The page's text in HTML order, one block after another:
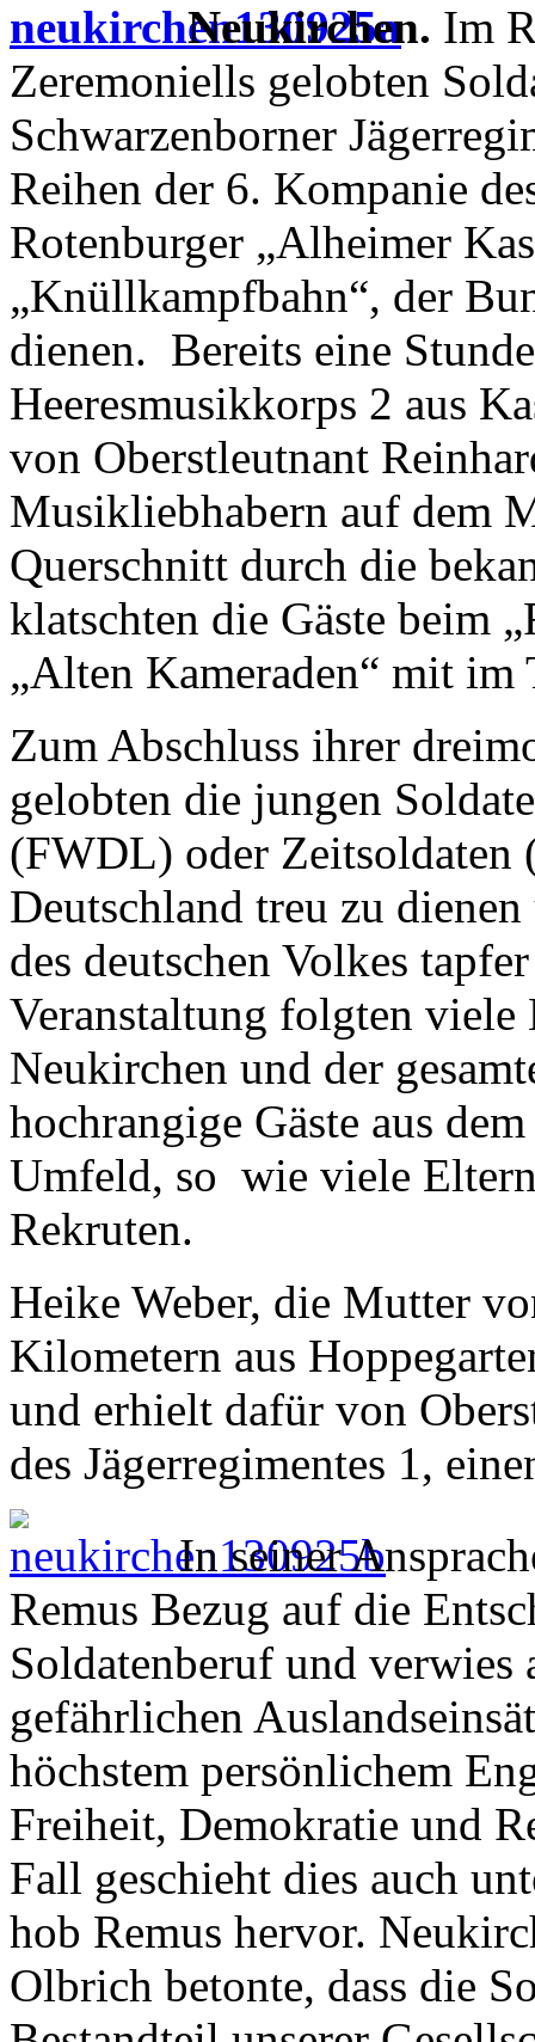
Neukirchen. Im
Zeremoniells gelobten
Schwarzenborner
Reihen der 6. Kompanie
Rotenburger „Alheimer
„Knüllkampfbahn“, der
dienen. Bereits eine
Heeresmusikkorps 2 aus
von Oberstleutnant
Musikliebhabern auf dem
Querschnitt durch die
klatschten die Gäste beim
„Alten Kameraden“ mit im
Zum Abschluss ihrer
gelobten die jungen
(FWDL) oder Zeitsoldaten
Deutschland treu zu
des deutschen Volkes
Veranstaltung folgten viele
Neukirchen und der
hochrangige Gäste aus
Umfeld, so wie viele
Rekruten.
Heike Weber, die Mutter
Kilometern aus
und erhielt dafür von
des Jägerregimentes 1,
In seiner
Remus Bezug auf die
Soldatenberuf und
gefährlichen
höchstem persönlichem
Freiheit, Demokratie und
Fall geschieht dies auch
hob Remus hervor.
Olbrich betonte, dass die